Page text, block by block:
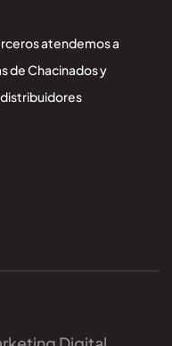
atendemos a
de Chacinados y